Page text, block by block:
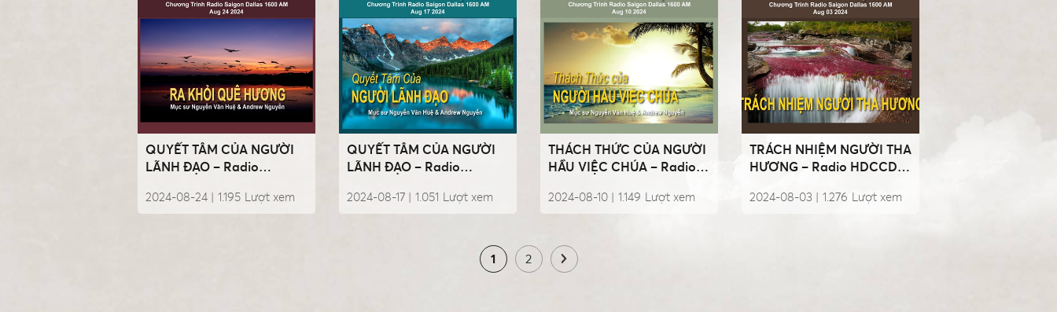
QUYẾT TÂM CỦA NGƯỜI
LÃNH ĐẠO – Radio
2024-08-24 | Lượt xem
1.195
QUYẾT TÂM CỦA NGƯỜI
LÃNH ĐẠO – Radio
2024-08-17 | Lượt xem
1.051
THÁCH THỨC CỦA NGƯỜI
HẦU VIỆC CHÚA – Radio
2024-08-10 | Lượt xem
1.149
TRÁCH NHIỆM NGƯỜI THA
HƯƠNG – Radio HDCCD
2024-08-03 | Lượt xem
1.276
1 2